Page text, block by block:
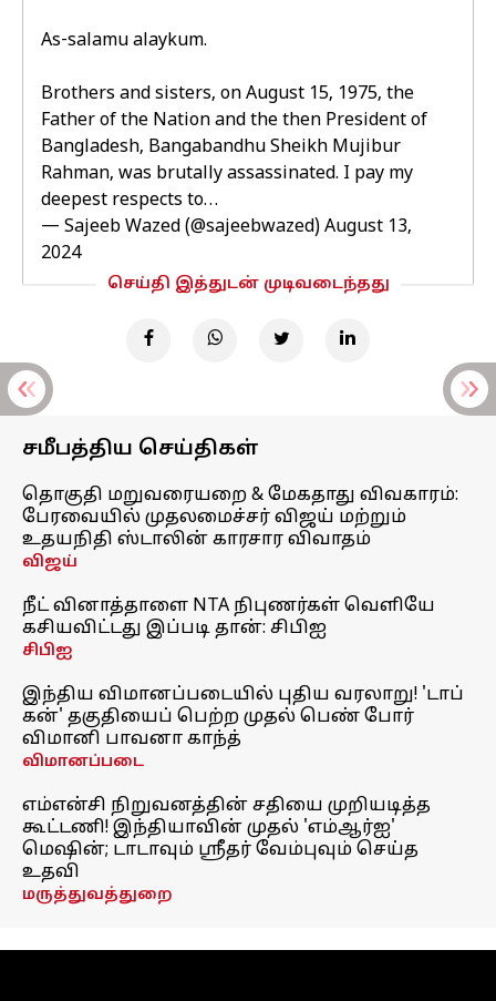
As-salamu alaykum.
Brothers and sisters, on August 15, 1975, the
Father of the Nation and the then President of
Bangladesh, Bangabandhu Sheikh Mujibur
Rahman, was brutally assassinated. I pay my
deepest respects to…
— Sajeeb Wazed (@sajeebwazed) August 13,
2024
செய்தி இத்துடன் முடிவடைந்தது
சமீபத்திய செய்திகள்
தொகுதி மறுவரையறை & மேகதாது விவகாரம்:
பேரவையில் முதலமைச்சர் விஜய் மற்றும்
உதயநிதி ஸ்டாலின் காரசார விவாதம்
விஜய்
நீட் வினாத்தாளை NTA நிபுணர்கள் வெளியே
கசியவிட்டது இப்படி தான்: சிபிஐ
சிபிஐ
இந்திய விமானப்படையில் புதிய வரலாறு! 'டாப்
கன்' தகுதியைப் பெற்ற முதல் பெண் போர்
விமானி பாவனா காந்த்
விமானப்படை
எம்என்சி நிறுவனத்தின் சதியை முறியடித்த
கூட்டணி! இந்தியாவின் முதல் 'எம்ஆர்ஐ'
மெஷின்; டாடாவும் ஸ்ரீதர் வேம்புவும் செய்த
உதவி
மருத்துவத்துறை